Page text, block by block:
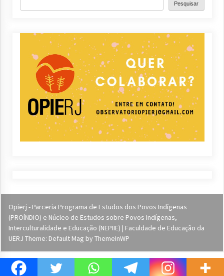
Pesquisar
Opierj - Parceria Programa de Estudos dos Povos Indígenas
(PROÍNDIO) e Núcleo de Estudos sobre Povos Indígenas,
Interculturalidade e Educação (NEPIIE) | Faculdade de Educação da
UERJ Theme: Default Mag by ThemeInWP